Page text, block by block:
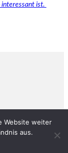
ist.
Website weiter
aus.